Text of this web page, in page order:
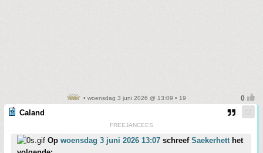
• woensdag 3 juni 2026 @ 13:09 • 19
Caland
FREEJANCEES
Op woensdag 3 juni 2026 13:07 schreef Saekerhett het